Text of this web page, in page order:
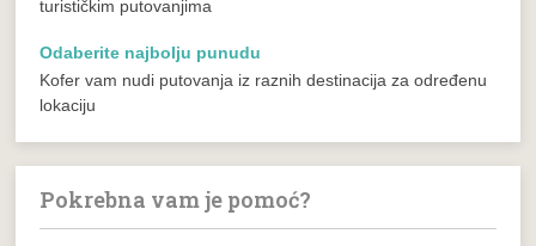
turističkim putovanjima
Odaberite najbolju punudu
Kofer vam nudi putovanja iz raznih destinacija za određenu
lokaciju
Pokrebna vam je pomoć?